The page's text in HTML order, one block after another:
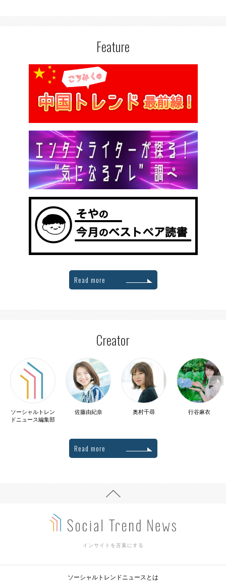
Feature
Read more
Creator
ソーシャルトレン
ドニュース編集部
佐藤由紀奈 奥村千尋 行谷麻衣
Read more
インサイトを言葉にする
ソーシャルトレンドニュースとは